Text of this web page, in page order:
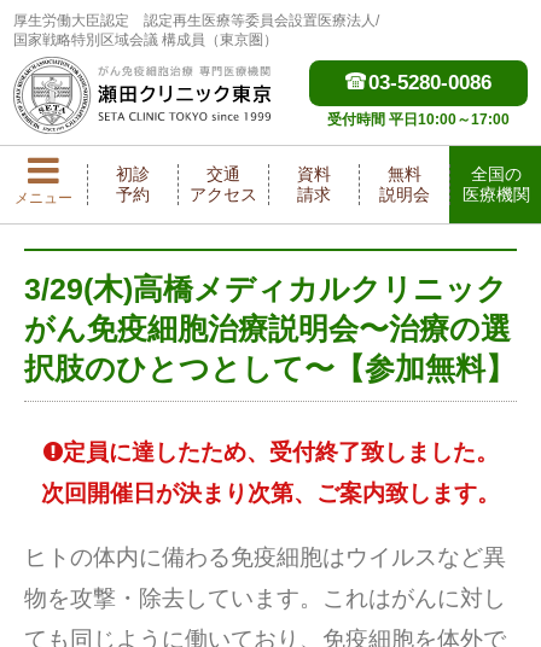
厚生労働大臣認定
認定再生医療等委員会設置医療法人/
国家戦略特別区域会議 構成員（東京圏）
03-5280-0086
受付時間 平日10:00～17:00
メニュー
初診
予約
交通
アクセス
資料
請求
無料
説明会
全国の
医療機関
3/29(木)高橋メディカルクリニック
がん免疫細胞治療説明会〜治療の選
択肢のひとつとして〜【参加無料】
定員に達したため、受付終了致しました。
次回開催日が決まり次第、ご案内致します。
ヒトの体内に備わる免疫細胞はウイルスなど異
物を攻撃・除去しています。これはがんに対し
ても同じように働いており、免疫細胞を体外で